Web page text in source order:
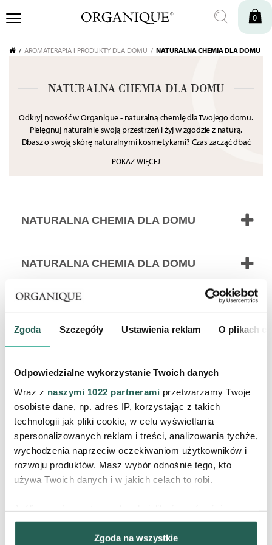
Zgoda Szczegóły Ustawienia reklam O plikach
Odpowiedzialne wykorzystanie Twoich danych
Wraz z naszymi 1022 partnerami przetwarzamy Twoje
osobiste dane, np. adres IP, korzystając z takich
technologii jak pliki cookie, w celu wyświetlania
spersonalizowanych reklam i treści, analizowania tychże,
wychodzenia naprzeciw oczekiwaniom użytkowników i
rozwoju produktów. Masz wybór odnośnie tego, kto
używa Twoich danych i w jakich celach to robi.
Gromadzić dane dotyczące Twojej lokalizacji
geograficznej z dokładnością nawet do kilku metrów
Zgoda na wszystkie
0
AROMATERAPIA I PRODUKTY DLA DOMU NATURALNA CHEMIA DLA DOMU
NATURALNA CHEMIA DLA DOMU
Odkryj nowość w Organique - naturalną chemię dla Twojego domu.
Pielęgnuj naturalnie swoją przestrzeń i żyj w zgodzie z naturą.
Dbasz o swoją skórę naturalnymi kosmetykami? Czas zacząć dbać
Stworzyliśmy chemię dla domu opartą na naturalnych środkach
POKAŻ WIĘCEJ
NATURALNA CHEMIA DLA DOMU
NATURALNA CHEMIA DLA DOMU
Produkty na stronie wyświetlają się w kolejności na podstawie
bestsellerów, końcówek kolekcji lub przecenionych.
ZAPISZ SIĘ DO
NEWSLETTERA
Odbierz 10% rabatu na pierwsze
zakupy, otrzymuj informacje o
nowościach, promocjach i bądź
blisko nas ♥
Wyrażam zgodę na
przetwarzanie moich danych